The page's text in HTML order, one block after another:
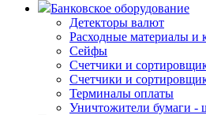
Банковское оборудование
Детекторы валют
Расходные материалы и
Сейфы
Счетчики и
Счетчики и
Терминалы оплаты
Уничтожители бумаги -